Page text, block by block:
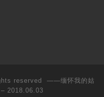
reserved ——缅怀我的姑
2018.06.03